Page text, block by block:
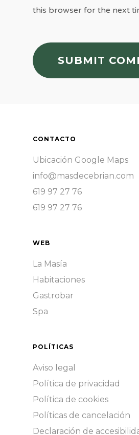
this browser for the next
CONTACTO
Ubicación Google Maps
info@masdecebrian.com
619 97 27 76
619 97 27 76
WEB
La Masía
Habitaciones
Gastrobar
Spa
POLÍTICAS
Aviso legal
Política de privacidad
Política de cookies
Políticas de cancelación
Declaración de